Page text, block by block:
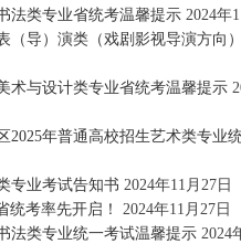
法类专业省统考温馨提示2024年
（导）演类（戏剧影视导演方向
术与设计类专业省统考温馨提示
2025年普通高校招生艺术类专业
专业考试告知书 2024年11月27日
统考率先开启！
2024年11月27日
法类专业统一考试温馨提示2024